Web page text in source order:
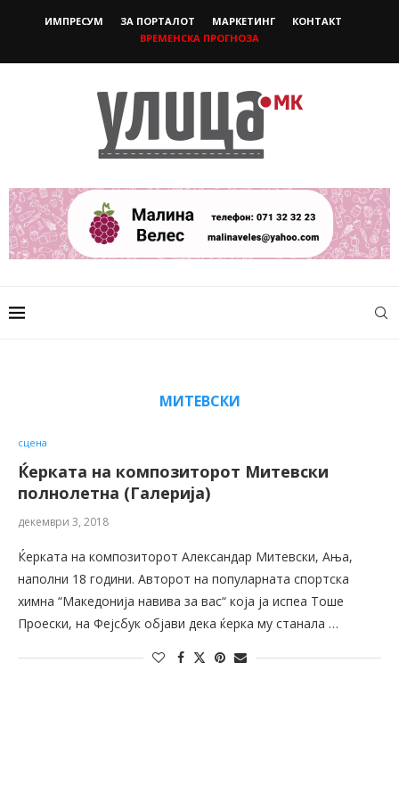
ИМПРЕСУМ ЗА ПОРТАЛОТ МАРКЕТИНГ
КОНТАКТ
ВРЕМЕНСКА ПРОГНОЗА
МИТЕВСКИ
сцена
Ќерката на композиторот Митевски
полнолетна (Галерија)
декември 3, 2018
Ќерката на композиторот Александар Митевски, Ања,
наполни 18 години. Авторот на популарната спортска
химна “Македонија навива за вас“ која ја испеа Тоше
Проески, на Фејсбук објави дека ќерка му станала …